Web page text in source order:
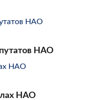
НАО
НАО